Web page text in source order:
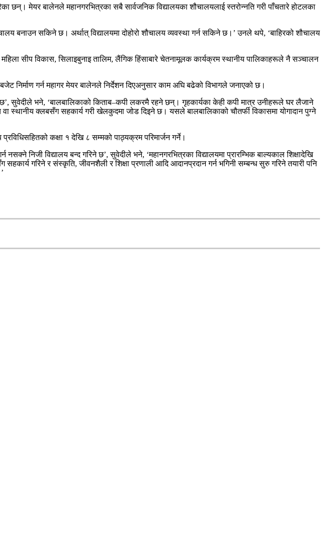
छन्। मेयर बालेनले महानगरभित्रका सबै सार्वजनिक विद्यालयका शौचालयलाई स्तरोन्नति गरी पाँचतारे होटलका
बनाउन सकिने छ। अर्थात् विद्यालयमा दोहोरो शौचालय व्यवस्था गर्न सकिने छ।’ उनले थपे, ‘बाहिरको शौचालय
सीप विकास, सिलाइबुनाइ तालिम, लैंगिक हिंसाबारे चेतनामूलक कार्यक्रम स्थानीय पालिकाहरूले नै सञ्चालन
निर्माण गर्न महागर मेयर बालेनले निर्देशन दिएअनुसार काम अघि बढेको विभागले जनाएको छ।
छ’, सुवेदीले भने, ‘बालबालिकाको किताब–कपी लकरमै रहने छन्। गृहकार्यका केही कपी मात्र उनीहरूले घर लैजाने
स्थानीय क्लबसँग सहकार्य गरी खेलकुदमा जोड दिइने छ। यसले बालबालिकाको चौतर्फी विकासमा योगादान पुग्ने
कक्षा १ देखि ८ सम्मको पाठ्यक्रम परिमार्जन गर्ने।
निजी विद्यालय बन्द गरिने छ’, सुवेदीले भने, ‘महानगरभित्रका विद्यालयमा प्रारम्भिक बाल्यकाल शिक्षादेखि
सहकार्य गरिने र संस्कृति, जीवनशैली र शिक्षा प्रणाली आदि आदानप्रदान गर्न भगिनी सम्बन्ध सुरु गरिने तयारी पनि